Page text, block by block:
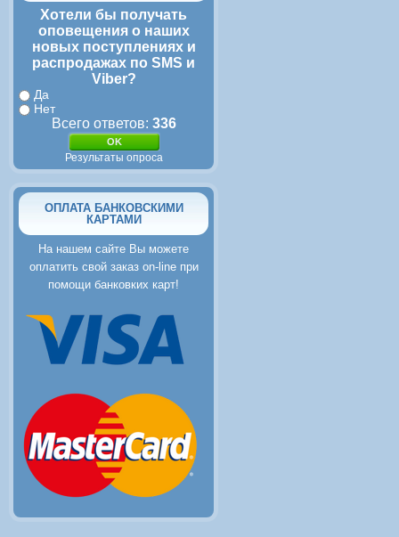
Хотели бы получать
оповещения о наших
новых поступлениях и
распродажах по SMS и
Viber?
Да
Нет
Всего ответов: 336
Результаты опроса
ОПЛАТА БАНКОВСКИМИ
КАРТАМИ
На нашем сайте Вы можете
оплатить свой заказ on-line при
помощи банковких карт!